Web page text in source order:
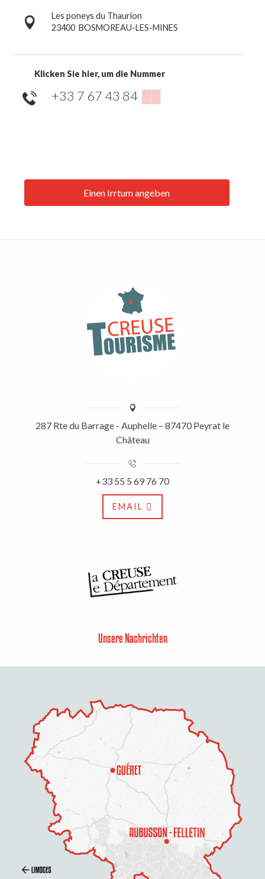
Les poneys du Thaurion
23400 BOSMOREAU-LES-MINES
Klicken Sie hier, um die Nummer
+33 7 67 43 84 ▒▒
Einen Irrtum angeben
287 Rte du Barrage - Auphelle – 87470 Peyrat le
Château
+33 55 5 69 76 70
EMAIL
Unsere Nachrichten